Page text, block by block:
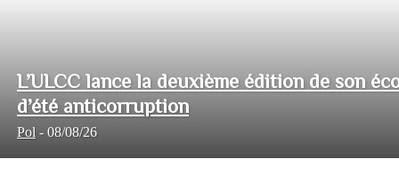
L’ULCC lance la deuxième édition de son
d’été anticorruption
Pol - 08/08/26